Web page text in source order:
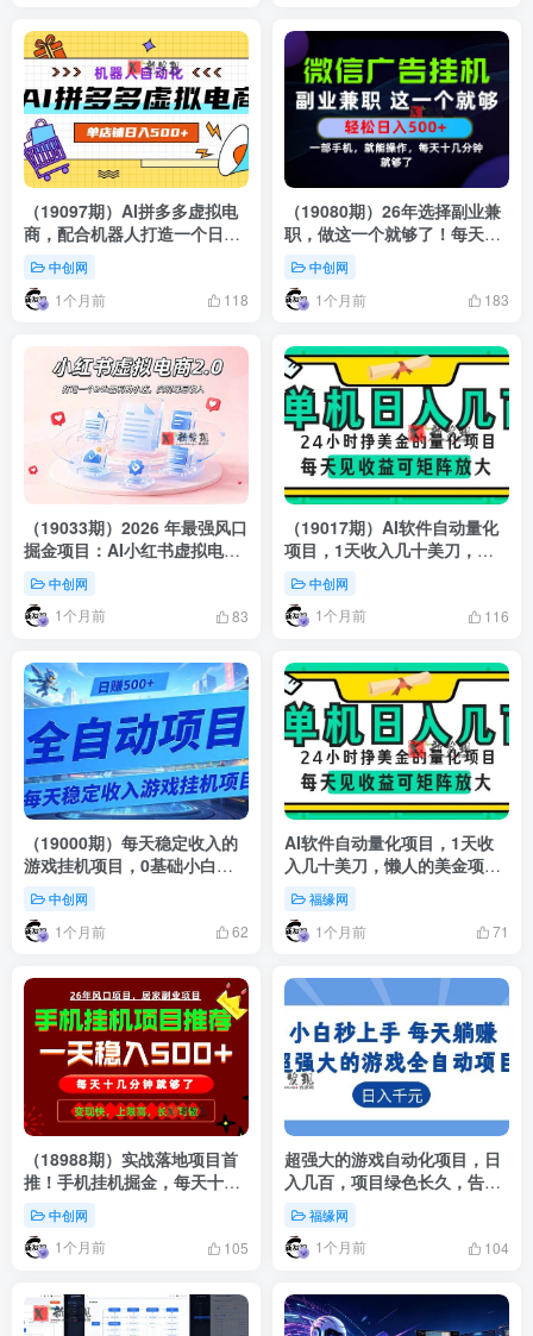
（19097期）AI拼多多虚拟电
商，配合机器人打造一个日入
500的自动化店铺
中创网
1个月前 118
（19080期）26年选择副业兼
职，做这一个就够了！每天十
几分钟，轻松日入500+，长期
项目！
中创网
1个月前 183
（19033期）2026 年最强风口
掘金项目：AI小红书虚拟电
商，布局搜索流量，每日躺赚
500+中创网
1个月前 83
（19017期）AI软件自动量化
项目，1天收入几十美刀，懒
人的美金项目！
中创网
1个月前 116
（19000期）每天稳定收入的
游戏挂机项目，0基础小白解
放双手，日赚500+【揭秘】
中创网
1个月前 62
AI软件自动量化项目，1天收
入几十美刀，懒人的美金项
目！福缘网
1个月前 71
（18988期）实战落地项目首
推！手机挂机掘金，每天十几
分钟，轻松日入500+，长期稳
定！中创网
1个月前 105
超强大的游戏自动化项目，日
入几百，项目绿色长久，告别
打工！福缘网
1个月前 104